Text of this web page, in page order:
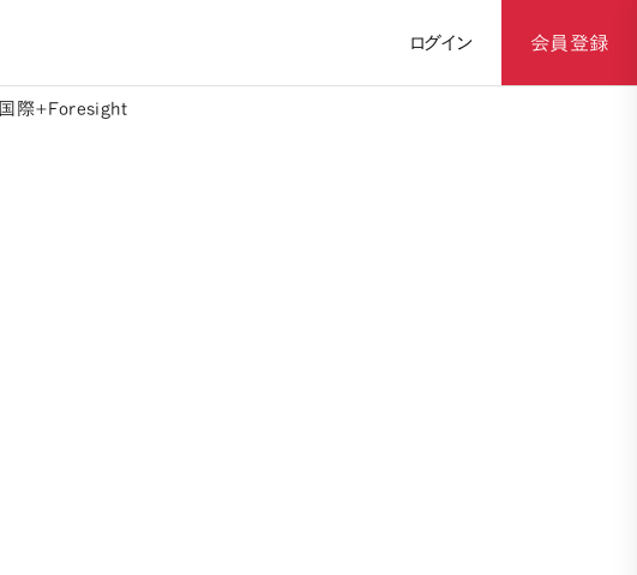
ログイン 会員登録
国際+Foresight